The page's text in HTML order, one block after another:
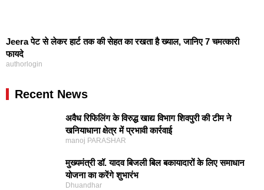
Jeera पेट से लेकर हार्ट तक की सेहत का रखता है ख्याल, जानिए 7 चमत्कारी
फायदे
authorlogin
Recent News
अवैध रिफिलिंग के विरुद्ध खाद्य विभाग शिवपुरी की टीम ने
खनियाधाना क्षेत्र में प्रभावी कार्रवाई
manoj PARASHAR
मुख्यमंत्री डॉ. यादव बिजली बिल बकायादारों के लिए समाधान
योजना का करेंगे शुभारंभ
Dhuandhar